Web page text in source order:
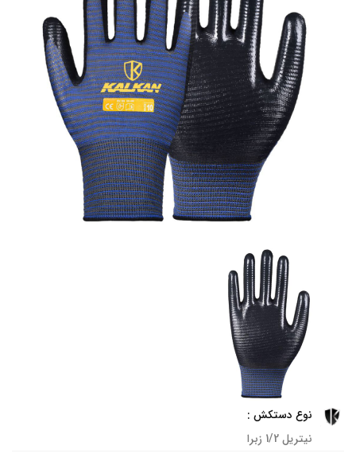
نوع دستکش :
نیتریل 1/2 زبرا